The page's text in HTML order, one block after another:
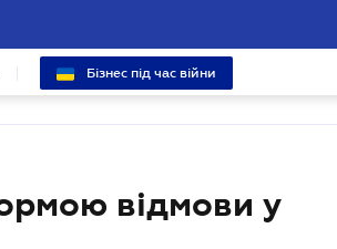
Бізнес під час війни
відмови у